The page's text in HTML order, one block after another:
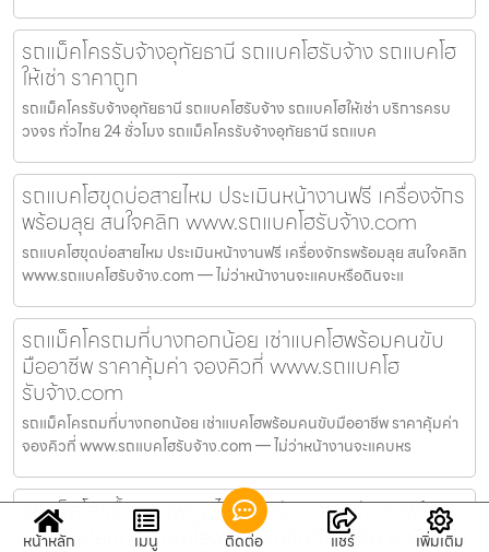
รถแม็คโครรับจ้างอุทัยธานี รถแบคโฮรับจ้าง รถแบคโฮ
ให้เช่า ราคาถูก
รถแม็คโครรับจ้างอุทัยธานี รถแบคโฮรับจ้าง รถแบคโฮให้เช่า บริการครบ
วงจร ทั่วไทย 24 ชั่วโมง รถแม็คโครรับจ้างอุทัยธานี รถแบค
รถแบคโฮขุดบ่อสายไหม ประเมินหน้างานฟรี เครื่องจักร
พร้อมลุย สนใจคลิก www.รถแบคโฮรับจ้าง.com
รถแบคโฮขุดบ่อสายไหม ประเมินหน้างานฟรี เครื่องจักรพร้อมลุย สนใจคลิก
www.รถแบคโฮรับจ้าง.com — ไม่ว่าหน้างานจะแคบหรือดินจะแ
รถแม็คโครถมที่บางกอกน้อย เช่าแบคโฮพร้อมคนขับ
มืออาชีพ ราคาคุ้มค่า จองคิวที่ www.รถแบคโฮ
รับจ้าง.com
รถแม็คโครถมที่บางกอกน้อย เช่าแบคโฮพร้อมคนขับมืออาชีพ ราคาคุ้มค่า
จองคิวที่ www.รถแบคโฮรับจ้าง.com — ไม่ว่าหน้างานจะแคบหร
รถแม็คโครรื้อถอนพญาไท งานด่วน งานเร่ง เราพร้อม
ลุย! ติดต่อเช่ารถแบคโฮพร้อมคนขับมืออาชีพ ลงพื้นที่ไว
หน้าหลัก เมนู ติดต่อ แชร์ เพิ่มเติม